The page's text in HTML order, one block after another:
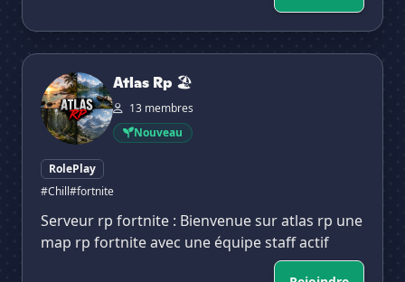
Atlas Rp 🏖
Atlas Rp 🏖
13 membres
Nouveau
RolePlay
#Chill#fortnite
Serveur rp fortnite : Bienvenue sur atlas rp une
map rp fortnite avec une équipe staff actif